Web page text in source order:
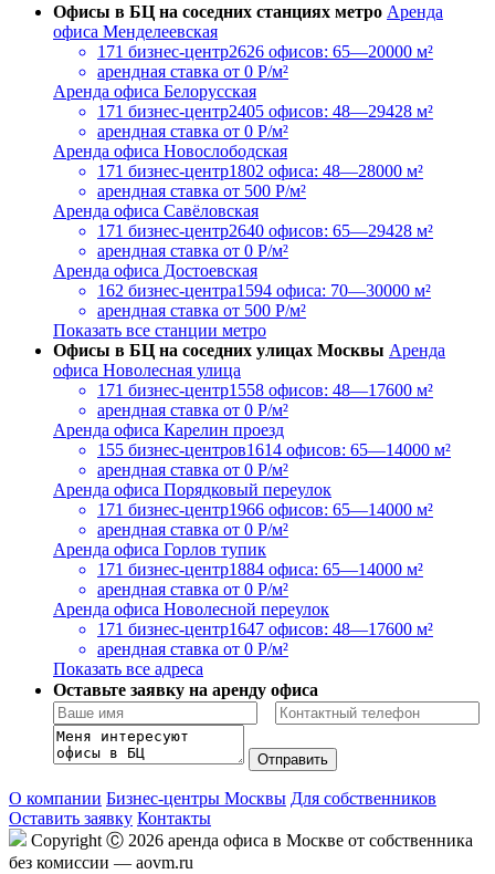
Офисы в БЦ на соседних станциях метро Аренда
офиса Менделеевская
171 бизнес-центр2626 офисов: 65—20000 м²
арендная ставка от 0 Р/м²
Аренда офиса Белорусская
171 бизнес-центр2405 офисов: 48—29428 м²
арендная ставка от 0 Р/м²
Аренда офиса Новослободская
171 бизнес-центр1802 офиса: 48—28000 м²
арендная ставка от 500 Р/м²
Аренда офиса Савёловская
171 бизнес-центр2640 офисов: 65—29428 м²
арендная ставка от 0 Р/м²
Аренда офиса Достоевская
162 бизнес-центра1594 офиса: 70—30000 м²
арендная ставка от 500 Р/м²
Показать все станции метро
Офисы в БЦ на соседних улицах Москвы Аренда
офиса Новолесная улица
171 бизнес-центр1558 офисов: 48—17600 м²
арендная ставка от 0 Р/м²
Аренда офиса Карелин проезд
155 бизнес-центров1614 офисов: 65—14000 м²
арендная ставка от 0 Р/м²
Аренда офиса Порядковый переулок
171 бизнес-центр1966 офисов: 65—14000 м²
арендная ставка от 0 Р/м²
Аренда офиса Горлов тупик
171 бизнес-центр1884 офиса: 65—14000 м²
арендная ставка от 0 Р/м²
Аренда офиса Новолесной переулок
171 бизнес-центр1647 офисов: 48—17600 м²
арендная ставка от 0 Р/м²
Показать все адреса
Оставьте заявку на аренду офиса
О компании Бизнес-центры Москвы Для собственников
Оставить заявку Контакты
Copyright Ⓒ 2026 аренда офиса в Москве от собственника
без комиссии — aovm.ru